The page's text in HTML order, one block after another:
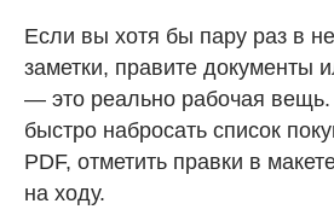
Если вы хотя бы пару раз в
заметки, правите документы
— это реально рабочая
быстро набросать список
PDF, отметить правки в
на ходу.